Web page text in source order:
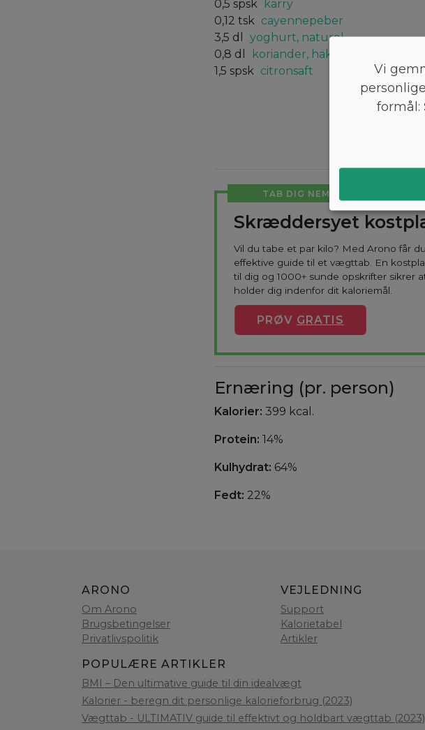
0,5 spsk
karry
0,12 tsk cayennepeber
3,5 dl
yoghurt, naturel
0,8 dl
koriander, hakket
1,5 spsk citronsaft
TAB DIG NEMT
Skræddersyet
Vil du tabe et par kilo? Med Arono får
effektive guide til et vægttab. En
til dig og 1000+ sunde opskrifter sikrer
holder dig indenfor dit kaloriemål.
PRØV GRATIS
Ernæring (pr. person)
Kalorier: 399 kcal.
Protein: 14%
Kulhydrat: 64%
Fedt: 22%
ARONO
Om Arono
Brugsbetingelser
Privatlivspolitik
VEJLEDNING
Support
Kalorietabel
Artikler
POPULÆRE ARTIKLER
BMI – Den ultimative guide til din idealvægt
Kalorier - beregn dit personlige kalorieforbrug (2023)
Vægttab - ULTIMATIV guide til effektivt og holdbart vægttab (2023)
Vi
formål: